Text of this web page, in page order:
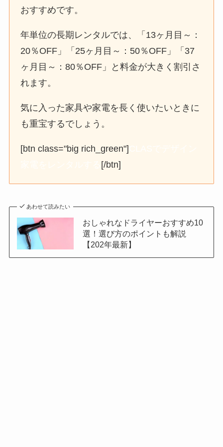
おすすめです。
年単位の長期レンタルでは、「13ヶ月目～：
20％OFF」「25ヶ月目～：50％OFF」「37
ヶ月目～：80％OFF」と料金が大きく割引さ
れます。
気に入った家具や家電を長く使いたいときに
も重宝するでしょう。
[btn class="big rich_green"]
[/btn]
あわせて読みたい
おしゃれなドライヤーおすすめ10
選！選び方のポイントも解説
【202年最新】